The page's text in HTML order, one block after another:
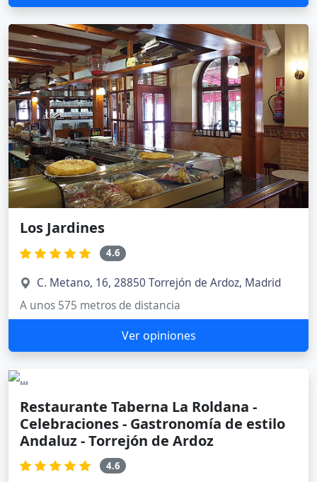
Los Jardines
4.6
C. Metano, 16, 28850 Torrejón de Ardoz, Madrid
A unos 575 metros de distancia
Ver opiniones
Restaurante Taberna La Roldana -
Celebraciones - Gastronomía de estilo
Andaluz - Torrejón de Ardoz
4.6